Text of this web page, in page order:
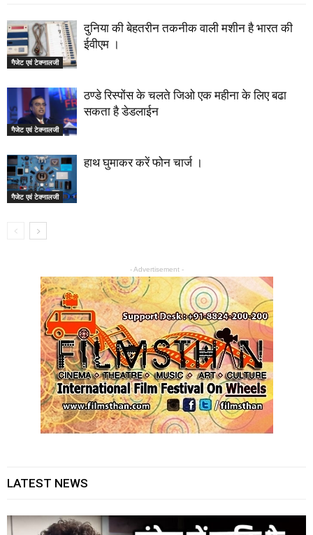
गैजेट एवं टेक्नालजी
दुनिया की बेहतरीन तकनीक वाली मशीन है भारत की
ईवीएम ।
गैजेट एवं टेक्नालजी
ठण्डे रिस्पोंस के चलते जिओ एक महीना के लिए बढा
सकता है डेडलाईन
गैजेट एवं टेक्नालजी
हाथ घुमाकर करें फोन चार्ज ।
- Advertisement -
LATEST NEWS